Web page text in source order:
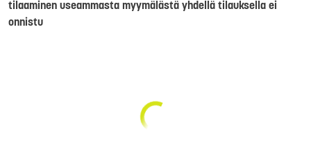
tilaaminen useammasta myymälästä yhdellä tilauksella ei
onnistu